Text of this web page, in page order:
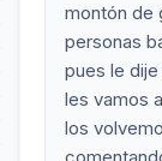
montón de
personas
pues le
les vamos
los